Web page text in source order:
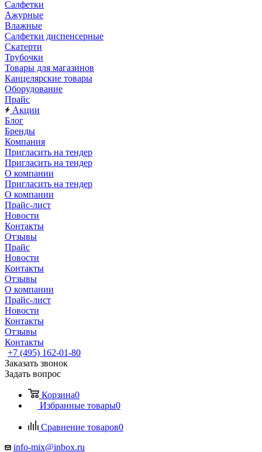
Салфетки
Ажурные
Влажные
Салфетки диспенсерные
Скатерти
Трубочки
Товары для магазинов
Канцелярские товары
Оборудование
Прайс
Акции
Блог
Бренды
Компания
Пригласить на тендер
Пригласить на тендер
О компании
Пригласить на тендер
О компании
Прайс-лист
Новости
Контакты
Отзывы
Прайс
Новости
Контакты
Отзывы
О компании
Прайс-лист
Новости
Контакты
Отзывы
Контакты
+7 (495) 162-01-80
Заказать звонок
Задать вопрос
Корзина0
Избранные товары0
Сравнение товаров0
info-mix@inbox.ru